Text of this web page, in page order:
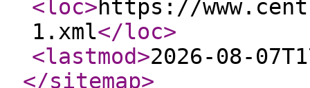
<loc>https://
1.xml</loc>
<lastmod>2026-08-
</sitemap>